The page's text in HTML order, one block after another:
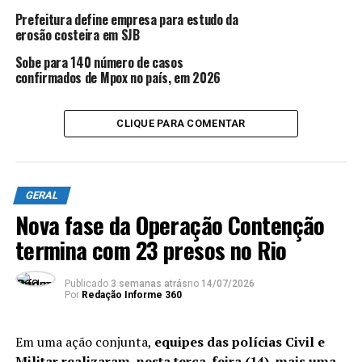
47% menor de demência em comparação aos que não
ingeriamálcool.No entanto, quando avaliado o
constatado um efeito inverso: o risco aumentou 17%.
ANÚNCIO
+ Caipirinha é o drinque alcoólico mais calórico;
as bebidas inimigas da dieta
Os cientistas acreditam que os efeitos positivos de doses
diminuir a inflamação do cérebro e modular a
Prefeitura define empresa para estudo da
erosão costeira em SJB
Sobe para 140 número de casos
confirmados de Mpox no país, em 2026
CLIQUE PARA COMENTAR
GERAL
Nova fase da Operação Contenção
termina com 23 presos no Rio
Publicado 3 semanas atrásno 14/07/2026
Por Redação Informe 360
Em uma ação conjunta, equipes das polícias Civil e